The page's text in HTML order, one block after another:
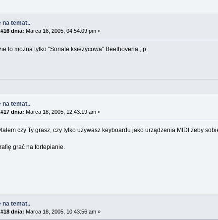
na temat..
dnia: Marca 16, 2005, 04:54:09 pm »
to mozna tylko "Sonate ksiezycowa" Beethovena ; p
na temat..
dnia: Marca 18, 2005, 12:43:19 am »
czy Ty grasz, czy tylko używasz keyboardu jako urządzenia MIDI żeby
grać na fortepianie.
na temat..
dnia: Marca 18, 2005, 10:43:56 am »